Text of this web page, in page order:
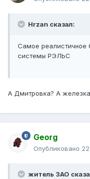
Hrzan сказал:
Самое реалистичное
системы РЭЛЬС
А Дмитровка? А
Georg
Опубликовано
житель ЗАО